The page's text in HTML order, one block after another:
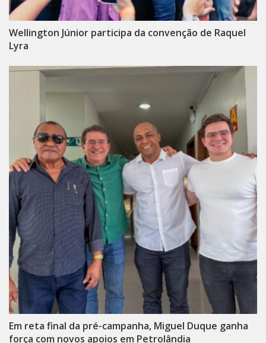
Wellington Júnior participa da convenção de Raquel
Lyra
Em reta final da pré-campanha, Miguel Duque ganha
força com novos apoios em Petrolândia